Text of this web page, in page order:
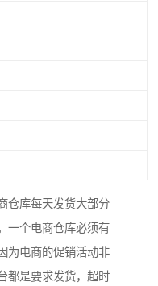
仓库每天发货大部分
一个电商仓库必须有
为电商的促销活动非
都是要求发货，超时